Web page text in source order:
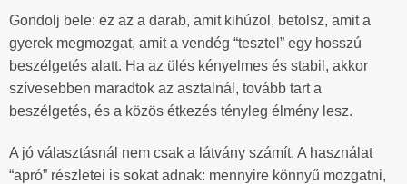
Gondolj bele: ez az a darab, amit kihúzol, betolsz, amit a
gyerek megmozgat, amit a vendég “tesztel” egy hosszú
beszélgetés alatt. Ha az ülés kényelmes és stabil, akkor
szívesebben maradtok az asztalnál, tovább tart a
beszélgetés, és a közös étkezés tényleg élmény lesz.
A jó választásnál nem csak a látvány számít. A használat
“apró” részletei is sokat adnak: mennyire könnyű mozgatni,